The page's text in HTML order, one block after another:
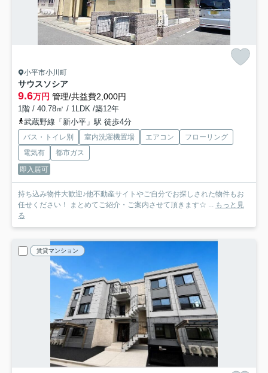
小平市小川町
サウスソシア
9.6万円 管理/共益費2,000円
1階 / 40.78㎡ / 1LDK /築12年
武蔵野線「新小平」駅 徒歩4分
バス・トイレ別 室内洗濯機置場 エアコン
フローリング
電気有
都市ガス
即入居可
持ち込み物件大歓迎♪他不動産サイトやご自分でお探しされた物件もお
任せください！ まとめてご紹介・ご案内させて頂きます☆ ... もっと見
る
賃貸マンション